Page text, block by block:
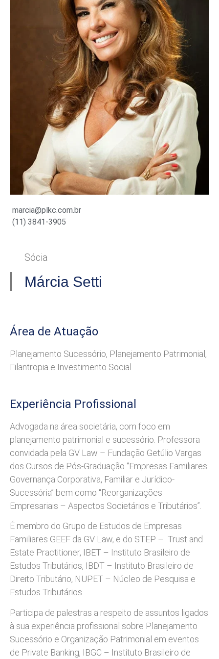
marcia@plkc.com.br
(11) 3841-3905
Sócia
Márcia Setti
Área de Atuação
Planejamento Sucessório, Planejamento Patrimonial ,
Filantropia e Investimento Social
Experiência Profissional
Advogada na área societária, com foco em
planejamento patrimonial e sucessório. Professora
convidada pela GV Law – Fundação Getúlio Vargas
dos Cursos de Pós-Graduação “Empresas Familiares:
Governança Corporativa, Familiar e Jurídico-
Sucessória” bem como “Reorganizações
Empresariais – Aspectos Societários e Tributários”.
É membro do Grupo de Estudos de Empresas
Familiares GEEF da GV Law, e do STEP – Trust and
Estate Practitioner, IBET – Instituto Brasileiro de
Estudos Tributários, IBDT – Instituto Brasileiro de
Direito Tributário, NUPET – Núcleo de Pesquisa e
Estudos Tributários.
Participa de palestras a respeito de assuntos ligados
à sua experiência profissional sobre Planejamento
Sucessório e Organização Patrimonial em eventos
de Private Banking, IBGC – Instituto Brasileiro de